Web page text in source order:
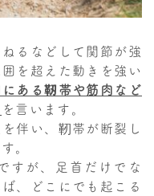
るなどして関節が強
を超えた動きを強い
ある靭帯や筋肉など
を言います。
伴い、靭帯が断裂し
。
すが、足首だけでな
、どこにでも起こる